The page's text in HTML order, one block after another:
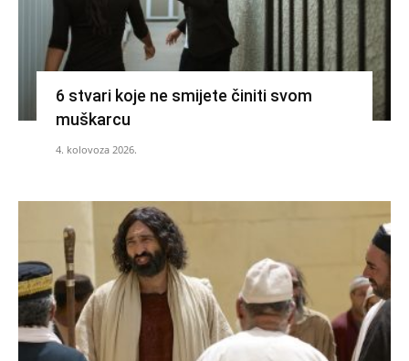
6 stvari koje ne smijete činiti svom
muškarcu
4. kolovoza 2026.